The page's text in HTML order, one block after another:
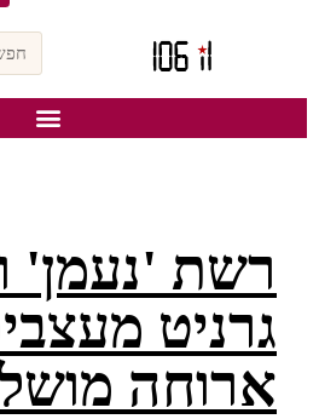
רשת 'נעמן'
גרניט
ארוחה